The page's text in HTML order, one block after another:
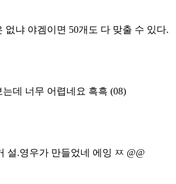
없냐 야겜이면 50개도 다 맞출 수 있다.
데 너무 어렵네요 흑흑 (08)
설.영우가 만들었네 에잉 ㅉ @@